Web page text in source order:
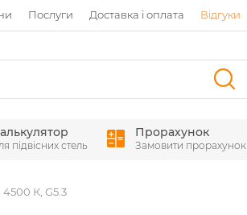
Послуги Доставка і оплата Відгуки
підвісних стель
Прорахунок
Замовити прорахунок
К, G5.3